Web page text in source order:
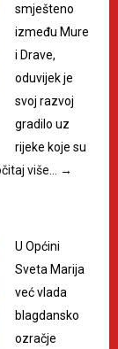
smješteno
između Mure
i Drave,
oduvijek je
svoj razvoj
gradilo uz
rijeke koje su
više… →
U Općini
Sveta Marija
već vlada
blagdansko
ozračje